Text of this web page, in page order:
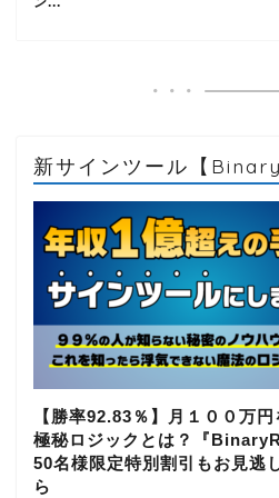
新サインツール【
【勝率92.83％】月１００万
極秘ロジックとは？『
50名様限定特別割引もお見逃
ら